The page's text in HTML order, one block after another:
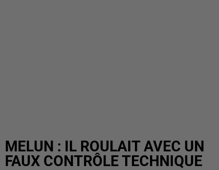
MELUN : IL ROULAIT AVEC UN
FAUX CONTRÔLE TECHNIQUE